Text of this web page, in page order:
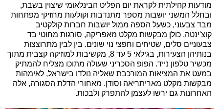
מודעות קהילתית לקראת יום הפליט הבינלאומי שיצוין בשבת,
ובחלל המשני יושבות מספר מתנדבות וקולעות מחזיקי מפתחות
מבד צבעוני, כשעל הספה ממול יושבות חברות קולקטיב
קוצ'ינטה, כולן מבקשות מקלט מאפריקה, סורגות מחוטי בד
צבעוניים סלים, שטיחים וחפצי נוי שונים. בין לבין מתרוצצות
בנותיהן הצעירות, בגילאי 5 עד 8, מקשיבות למוזיקה קצבית מתוך
מכשיר טלפון נייד. הפופ הסכריני שעולה מתוכו מצליח להמתיק
במעט את המציאות המורכבת שאליה נולדו בישראל, לאימהות
מבקשות מקלט מאריתריאה וסודן. מאחורי הדלת הסגורה, אלה
האחרונות גם ירשו לעצמן להתפרק ולבכות.